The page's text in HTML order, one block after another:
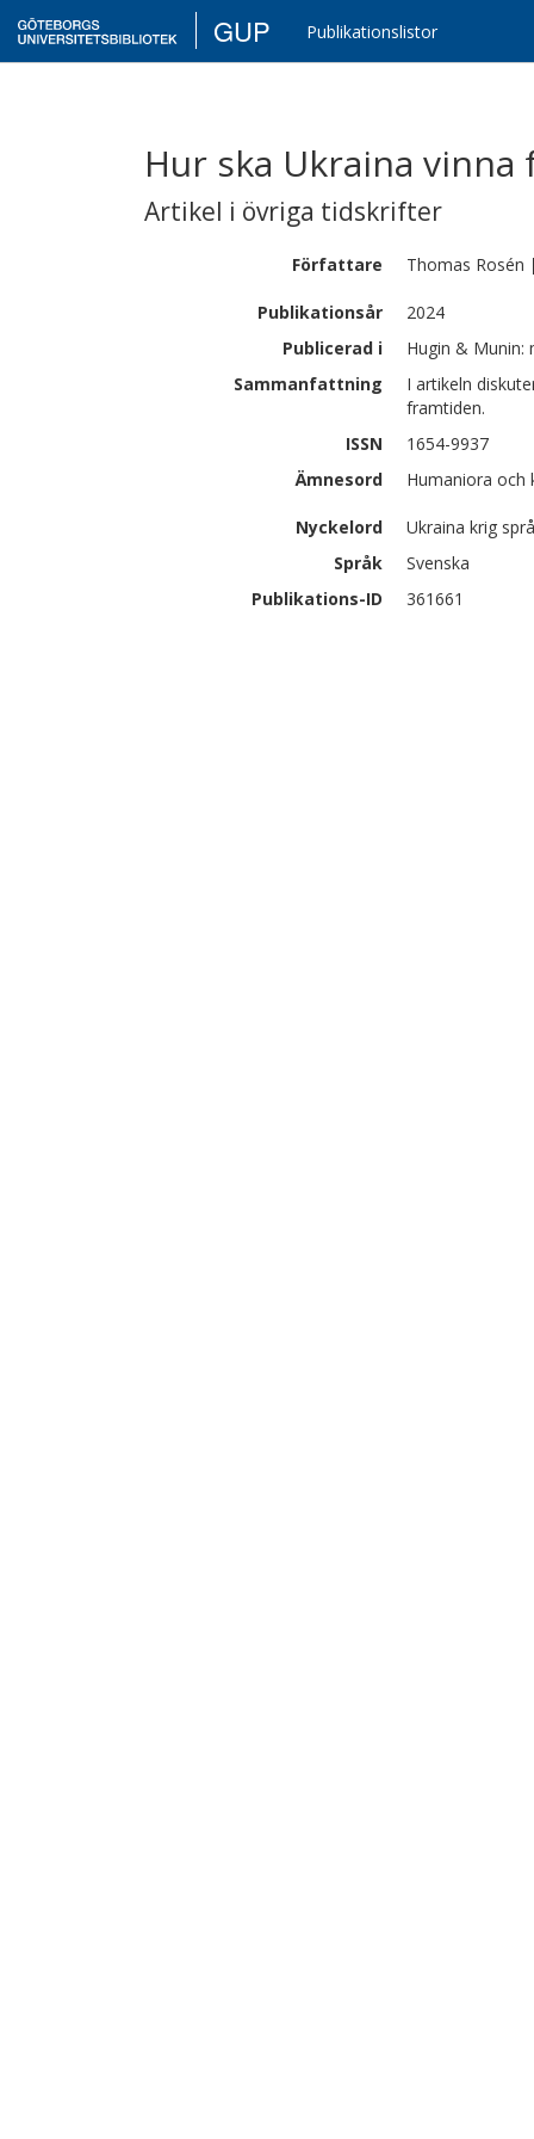
GUP Publikationslistor
Hur ska Ukraina vinna
Artikel i övriga tidskrifter
Författare Thomas Rosén
Publikationsår
2024
Publicerad i
Hugin & Munin:
Sammanfattning
I artikeln
framtiden.
ISSN
1654-9937
Ämnesord
Humaniora och
Nyckelord
Ukraina krig
Språk
Svenska
Publikations-ID
361661